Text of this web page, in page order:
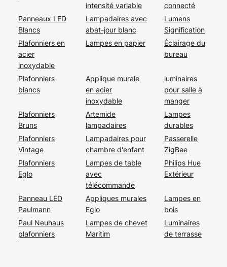
intensité variable
connecté
Panneaux LED
Blancs
Lampadaires avec
abat-jour blanc
Lumens
Signification
Plafonniers en
acier
inoxydable
Lampes en papier
Éclairage du
bureau
Plafonniers
blancs
Applique murale
en acier
inoxydable
luminaires
pour salle à
manger
Plafonniers
Bruns
Artemide
lampadaires
Lampes
durables
Plafonniers
Vintage
Lampadaires pour
chambre d'enfant
Passerelle
ZigBee
Plafonniers
Eglo
Lampes de table
avec
télécommande
Philips Hue
Extérieur
Panneau LED
Paulmann
Appliques murales
Eglo
Lampes en
bois
Paul Neuhaus
plafonniers
Lampes de chevet
Maritim
Luminaires
de terrasse